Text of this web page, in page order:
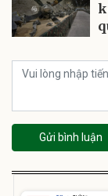
Gửi bình luận